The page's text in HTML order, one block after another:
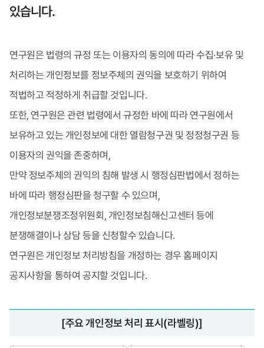
있습니다.
연구원은 법령의 규정 또는 이용자의 동의에 따라 수집·보유 및
처리하는 개인정보를 정보주체의 권익을 보호하기 위하여
적법하고 적정하게 취급할 것입니다.
또한, 연구원은 관련 법령에서 규정한 바에 따라 연구원에서
보유하고 있는 개인정보에 대한 열람청구권 및 정정청구권 등
이용자의 권익을 존중하며,
만약 정보주체의 권익의 침해 발생 시 행정심판법에서 정하는
바에 따라 행정심판을 청구할 수 있으며,
개인정보분쟁조정위원회, 개인정보침해신고센터 등에
분쟁해결이나 상담 등을 신청할수 있습니다.
연구원은 개인정보 처리방침을 개정하는 경우 홈페이지
공지사항을 통하여 공지할 것입니다.
[주요 개인정보 처리 표시(라벨링)]